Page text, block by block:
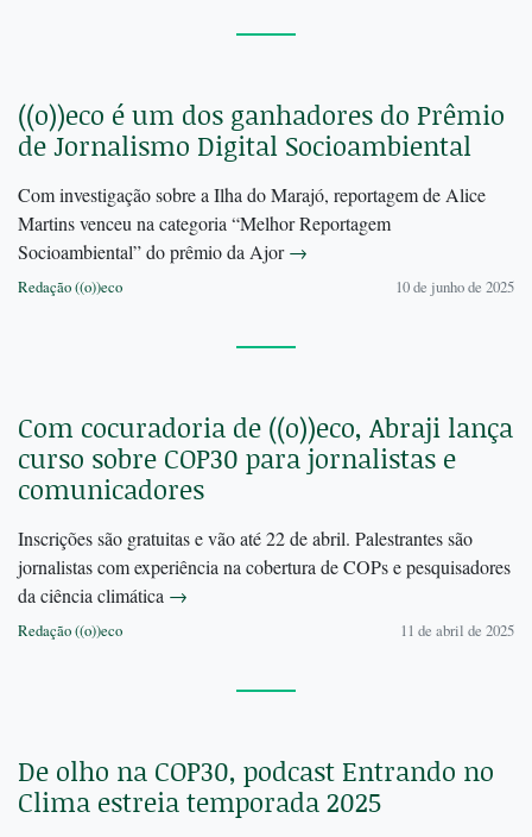
((o))eco é um dos ganhadores do Prêmio
de Jornalismo Digital Socioambiental
Com investigação sobre a Ilha do Marajó, reportagem de Alice
Martins venceu na categoria “Melhor Reportagem
Socioambiental” do prêmio da Ajor→
Redação ((o))eco 10 de junho de 2025
Com cocuradoria de ((o))eco, Abraji lança
curso sobre COP30 para jornalistas e
comunicadores
Inscrições são gratuitas e vão até 22 de abril. Palestrantes são
jornalistas com experiência na cobertura de COPs e pesquisadores
da ciência climática →
Redação ((o))eco 11 de abril de 2025
De olho na COP30, podcast Entrando no
Clima estreia temporada 2025